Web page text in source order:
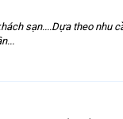
sạn....Dựa theo nhu